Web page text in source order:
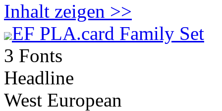
Inhalt zeigen >>
EF PLA.card Family Set
3 Fonts
Headline
West European